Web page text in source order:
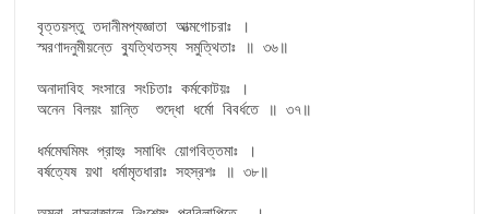
বৃত্তয়স্তু তদানীমপ্যজ্ঞাতা আত্মগোচরাঃ ।
স্মরণাদনুমীয়ন্তে ব্যুত্থিতস্য সমুত্থিতাঃ ॥ ৩৬॥
অনাদাবিহ সংসারে সংচিতাঃ কর্মকোটয়ঃ ।
অনেন বিলয়ং য়ান্তি  শুদ্ধো ধর্মো বিবর্ধতে ॥ ৩৭॥
ধর্মমেঘমিমং প্রাহুঃ সমাধিং য়োগবিত্তমাঃ ।
বর্ষত্যেষ য়থা ধর্মামৃতধারাঃ সহস্রশঃ ॥ ৩৮॥